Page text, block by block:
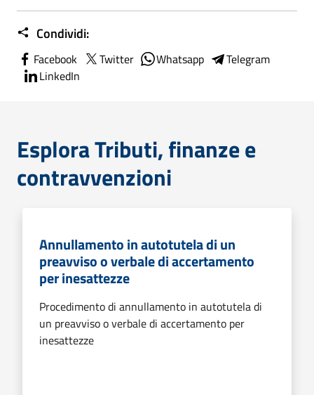
Condividi:
Facebook Twitter Whatsapp
Telegram
LinkedIn
Esplora Tributi, finanze e
contravvenzioni
Annullamento in autotutela di un
preavviso o verbale di accertamento
per inesattezze
Procedimento di annullamento in autotutela di
un preavviso o verbale di accertamento per
inesattezze